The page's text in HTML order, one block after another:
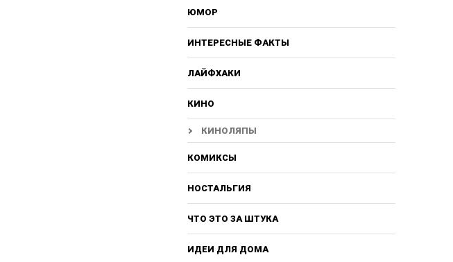
ЮМОР
ИНТЕРЕСНЫЕ ФАКТЫ
ЛАЙФХАКИ
КИНО
КИНОЛЯПЫ
КОМИКСЫ
НОСТАЛЬГИЯ
ЧТО ЭТО ЗА ШТУКА
ИДЕИ ДЛЯ ДОМА